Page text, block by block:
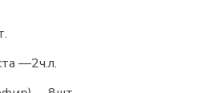
—2ч.л.